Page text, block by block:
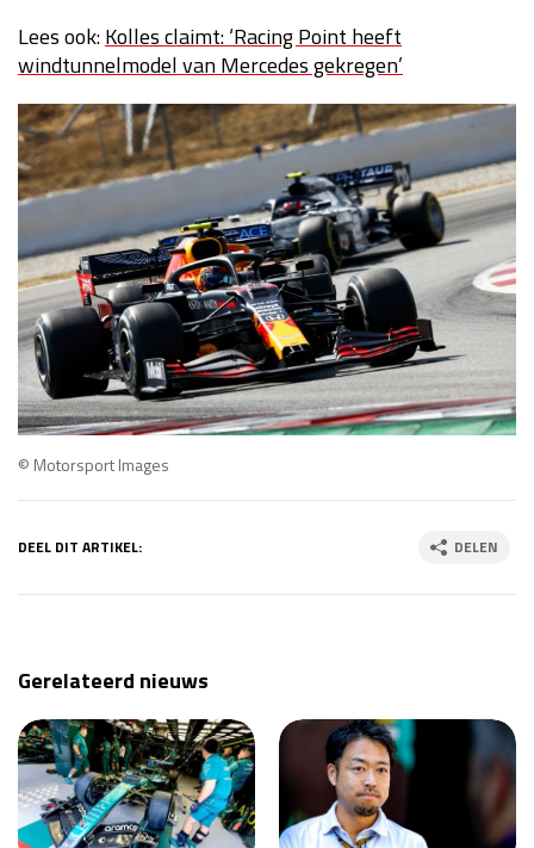
Lees ook:Kolles claimt: ‘Racing Point heeft
windtunnelmodel van Mercedes gekregen’
© Motorsport Images
DEEL DIT ARTIKEL: DELEN
Gerelateerd nieuws